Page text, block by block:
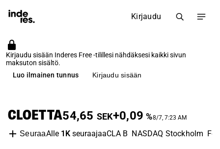
Kirjaudu
Kirjaudu sisään Inderes Free -tilillesi nähdäksesi kaikki sivun
maksuton sisältö.
Luo ilmainen tunnus
Kirjaudu sisään
CLOETTA54,65 SEK+0,09 %8/7, 7:23 AM
SeuraaAlle 1KseuraajaaCLA B NASDAQ Stockholm